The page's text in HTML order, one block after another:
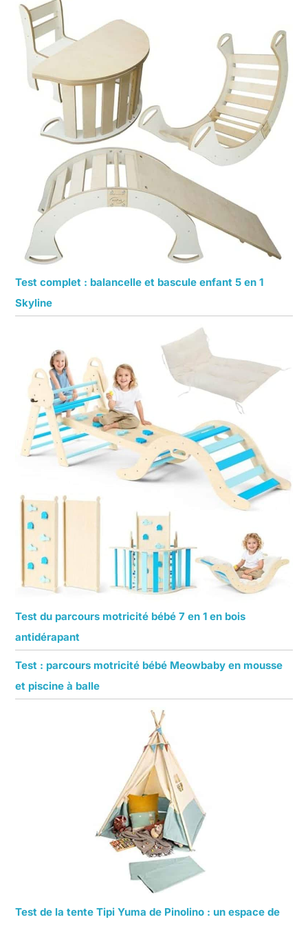
Test complet : balancelle et bascule enfant 5 en 1
Skyline
Test du parcours motricité bébé 7 en 1 en bois
antidérapant
Test : parcours motricité bébé Meowbaby en mousse
et piscine à balle
Test de la tente Tipi Yuma de Pinolino : un espace de